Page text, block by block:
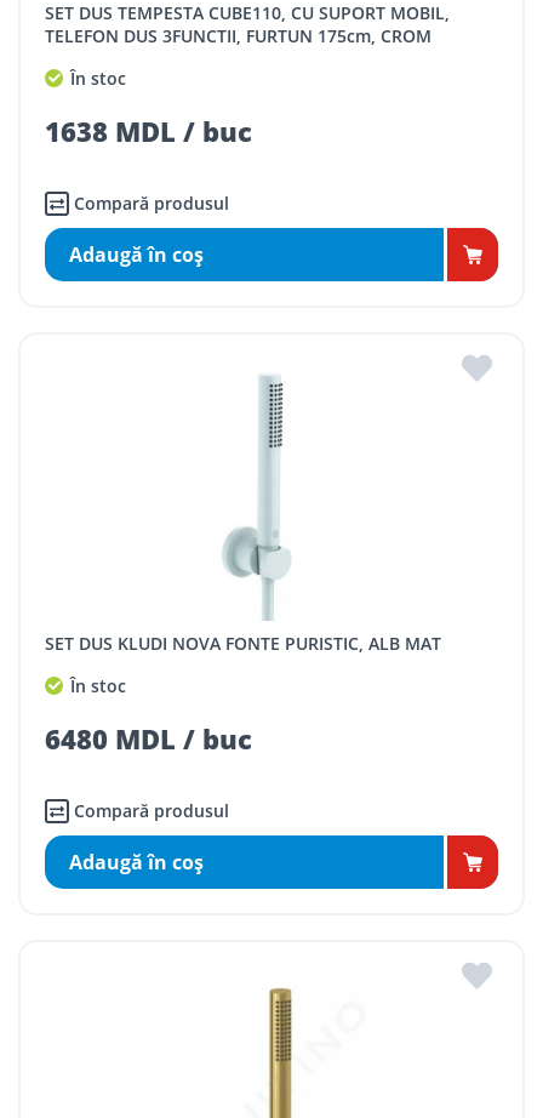
SET DUS TEMPESTA CUBE110, CU SUPORT MOBIL,
TELEFON DUS 3FUNCTII, FURTUN 175cm, CROM
În stoc
1638 MDL / buc
Compară produsul
Adaugă în coş
SET DUS KLUDI NOVA FONTE PURISTIC, ALB MAT
În stoc
6480 MDL / buc
Compară produsul
Adaugă în coş